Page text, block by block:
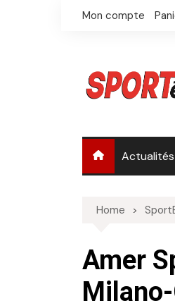
Mon compte
Actualités
Home
Amer